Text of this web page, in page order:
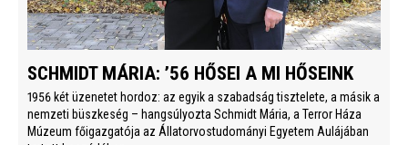
SCHMIDT MÁRIA: ’56 HŐSEI A MI HŐSEINK
1956 két üzenetet hordoz: az egyik a szabadság tisztelete, a másik a
nemzeti büszkeség – hangsúlyozta Schmidt Mária, a Terror Háza
Múzeum főigazgatója az Állatorvostudományi Egyetem Aulájában